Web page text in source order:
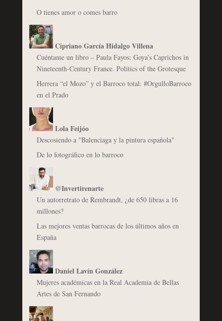
O tienes amor o comes barro
Cipriano García Hidalgo Villena
Cuéntame un libro – Paula Fayos: Goya’s Caprichos in
Nineteenth-Century France. Politics of the Grotesque
Herrera “el Mozo” y el Barroco total: #OrgulloBarroco
en el Prado
Lola Feijóo
Descosiendo a "Balenciaga y la pintura española"
De lo fotográfico en lo barroco
@Invertirenarte
Un autorretrato de Rembrandt, ¿de 650 libras a 16
millones?
Las mejores ventas barrocas de los últimos años en
España
Daniel Lavín González
Mujeres académicas en la Real Academia de Bellas
Artes de San Fernando